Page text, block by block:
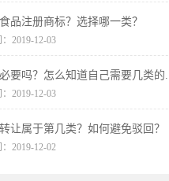
品注册商标？选择哪一类？
2019-12-03
要吗？怎么知道自己需要几类的...
2019-12-03
让属于第几类？如何避免驳回？
2019-12-02